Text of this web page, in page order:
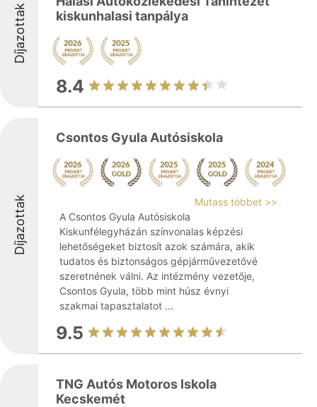
Díjazottak
kiskunhalasi tanpálya
8.4
Díjazottak
Csontos Gyula Autósiskola
Mutass többet >>
A Csontos Gyula Autósiskola
Kiskunfélegyházán színvonalas képzési
lehetőségeket biztosít azok számára, akik
tudatos és biztonságos gépjárművezetővé
szeretnének válni. Az intézmény vezetője,
Csontos Gyula, több mint húsz évnyi
szakmai tapasztalatot ...
9.5
TNG Autós Motoros Iskola
Kecskemét